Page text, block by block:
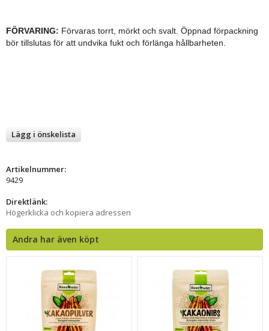
FÖRVARING: Förvaras torrt, mörkt och svalt. Öppnad förpackning
bör tillslutas för att undvika fukt och förlänga hållbarheten.
Lägg i önskelista
Artikelnummer:
9429
Direktlänk:
Högerklicka och kopiera adressen
Andra har även köpt